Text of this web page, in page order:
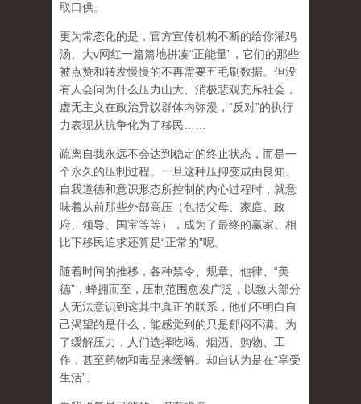
取口供。
更为常态化的是，官方宣传机构不断的给你灌鸡
汤、大v网红一篇篇地拼凑“正能量” ，它们的那些
被点赞和转发慢慢的不再需要五毛刷数据。但没
有人会问为什么压力山大、消极悲观充斥社会，
虚无主义在政治异议群体内弥漫， “反对”的执行
力表现从抗争化为了移民
疏离自我永远不会达到稳定的终止状态，而是一
个永久的压制过程。一旦这种压抑变成由良知、
自我道德和意识形态所控制的内心过程时，就意
味着从前那些外部高压（包括父母、家庭、政
府、领导、国宝等等），成为了最终的赢家。相
比下移民追求还算是“正常的”呢。
随着时间的推移，各种禁令、规章、他律、 “美
德” ，蜂拥而至，压制范围愈发广泛，以致大部分
人无法意识到这其中真正的联系，他们不明白自
己渴望的是什么，能感觉到的只是郁闷不满。为
了缓解压力，人们选择吃喝、烟酒、购物、工
作，甚至药物和毒品来缓解。却自认为是在“享受
生活”。